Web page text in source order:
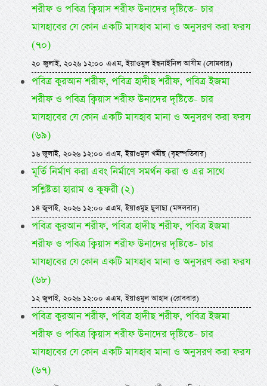
শরীফ ও পবিত্র ক্বিয়াস শরীফ উনাদের দৃষ্টিতে- চার
মাযহাবের যে কোন একটি মাযহাব মানা ও অনুসরণ করা ফরয
(৭০)
২০ জুলাই, ২০২৬ ১২:০০ এএম, ইয়াওমুল ইছনাইনিল আযীম (সোমবার)
পবিত্র কুরআন শরীফ, পবিত্র হাদীছ শরীফ, পবিত্র ইজমা
শরীফ ও পবিত্র ক্বিয়াস শরীফ উনাদের দৃষ্টিতে- চার
মাযহাবের যে কোন একটি মাযহাব মানা ও অনুসরণ করা ফরয
(৬৯)
১৬ জুলাই, ২০২৬ ১২:০০ এএম, ইয়াওমুল খমীছ (বৃহস্পতিবার)
মূর্তি নির্মাণ করা এবং নির্মাণে সমর্থন করা ও এর সাথে
সশ্লিষ্টতা হারাম ও কুফরী (২)
১৪ জুলাই, ২০২৬ ১২:০০ এএম, ইয়াওমুছ ছুলাছা (মঙ্গলবার)
পবিত্র কুরআন শরীফ, পবিত্র হাদীছ শরীফ, পবিত্র ইজমা
শরীফ ও পবিত্র ক্বিয়াস শরীফ উনাদের দৃষ্টিতে- চার
মাযহাবের যে কোন একটি মাযহাব মানা ও অনুসরণ করা ফরয
(৬৮)
১২ জুলাই, ২০২৬ ১২:০০ এএম, ইয়াওমুল আহাদ (রোববার)
পবিত্র কুরআন শরীফ, পবিত্র হাদীছ শরীফ, পবিত্র ইজমা
শরীফ ও পবিত্র ক্বিয়াস শরীফ উনাদের দৃষ্টিতে- চার
মাযহাবের যে কোন একটি মাযহাব মানা ও অনুসরণ করা ফরয
(৬৭)